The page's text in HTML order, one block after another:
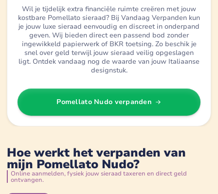
Wil je tijdelijk extra financiële ruimte creëren met jouw
kostbare Pomellato sieraad? Bij Vandaag Verpanden kun
je jouw luxe sieraad eenvoudig en discreet in onderpand
geven. Wij bieden direct een passend bod zonder
ingewikkeld papierwerk of BKR toetsing. Zo beschik je
snel over geld terwijl jouw sieraad veilig opgeslagen
ligt. Ontdek vandaag nog de waarde van jouw Italiaanse
designstuk.
Pomellato Nudo verpanden
Hoe werkt het verpanden van
mijn Pomellato Nudo?
Online aanmelden, fysiek jouw sieraad taxeren en direct geld
ontvangen.